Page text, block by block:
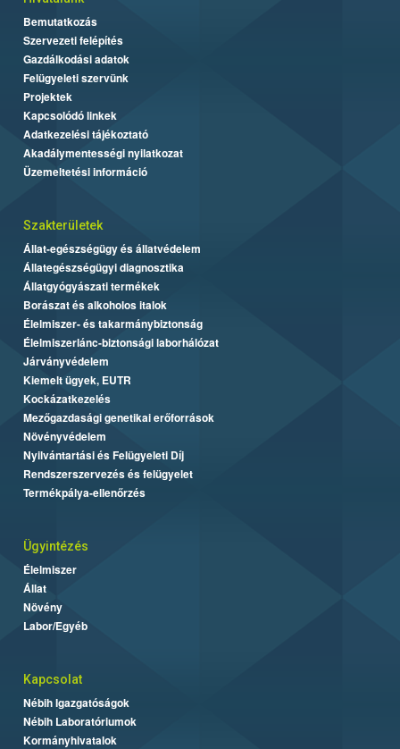
Bemutatkozás
Szervezeti felépítés
Gazdálkodási adatok
Felügyeleti szervünk
Projektek
Kapcsolódó linkek
Adatkezelési tájékoztató
Akadálymentességi nyilatkozat
Üzemeltetési információ
Szakterületek
Állat-egészségügy és állatvédelem
Állategészségügyi diagnosztika
Állatgyógyászati termékek
Borászat és alkoholos italok
Élelmiszer- és takarmánybiztonság
Élelmiszerlánc-biztonsági laborhálózat
Járványvédelem
Kiemelt ügyek, EUTR
Kockázatkezelés
Mezőgazdasági genetikai erőforrások
Növényvédelem
Nyilvántartási és Felügyeleti Díj
Rendszerszervezés és felügyelet
Termékpálya-ellenőrzés
Ügyintézés
Élelmiszer
Állat
Növény
Labor/Egyéb
Kapcsolat
Nébih Igazgatóságok
Nébih Laboratóriumok
Kormányhivatalok